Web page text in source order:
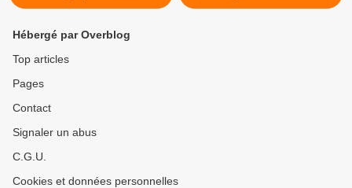
Hébergé par Overblog
Top articles
Pages
Contact
Signaler un abus
C.G.U.
Cookies et données personnelles